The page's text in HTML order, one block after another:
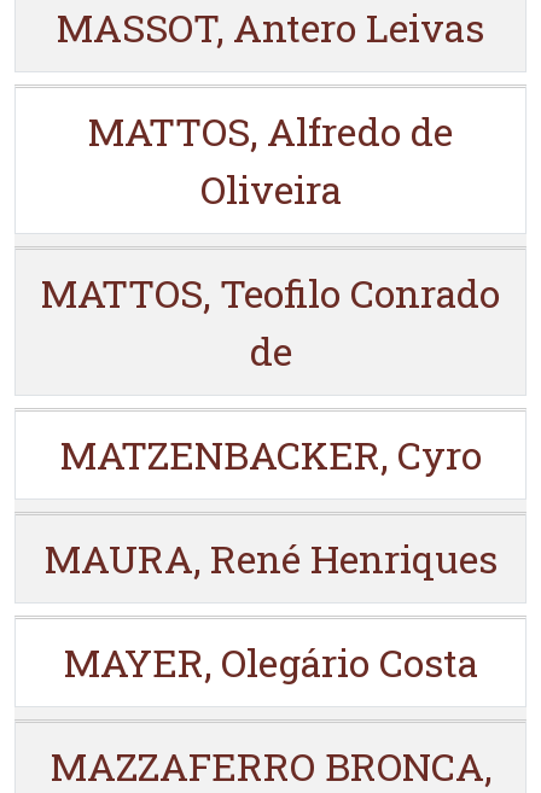
MASSOT, Antero Leivas
MATTOS, Alfredo de
Oliveira
MATTOS, Teofilo Conrado
de
MATZENBACKER, Cyro
MAURA, René Henriques
MAYER, Olegário Costa
MAZZAFERRO BRONCA,